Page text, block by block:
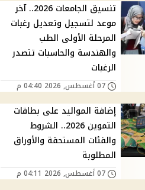
تنسيق الجامعات 2026.. آخر
موعد لتسجيل وتعديل رغبات
المرحلة الأولى الطب
والهندسة والحاسبات تتصدر
الرغبات
07 أغسطس, 2026 04:40 م
إضافة المواليد على بطاقات
التموين 2026.. الشروط
والفئات المستحقة والأوراق
المطلوبة
07 أغسطس, 2026 04:11 م